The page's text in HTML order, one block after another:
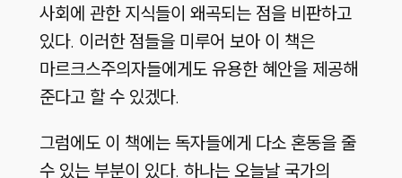
사회에 관한 지식들이 왜곡되는 점을 비판하고
있다. 이러한 점들을 미루어 보아 이 책은
마르크스주의자들에게도 유용한 혜안을 제공해
준다고 할 수 있겠다.
그럼에도 이 책에는 독자들에게 다소 혼동을 줄
수 있는 부분이 있다. 하나는 오늘날 국가의